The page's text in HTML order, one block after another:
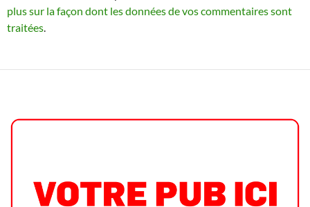
plus sur la façon dont les données de vos commentaires sont
traitées.